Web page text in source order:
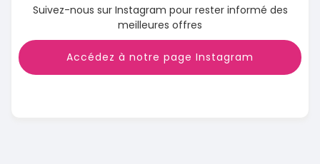
Suivez-nous sur Instagram pour rester informé des
meilleures offres
Accédez à notre page Instagram